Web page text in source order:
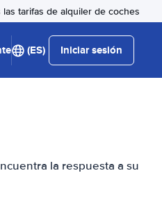
las tarifas de alquiler de coches
(ES) Iniciar sesión
la respuesta a su